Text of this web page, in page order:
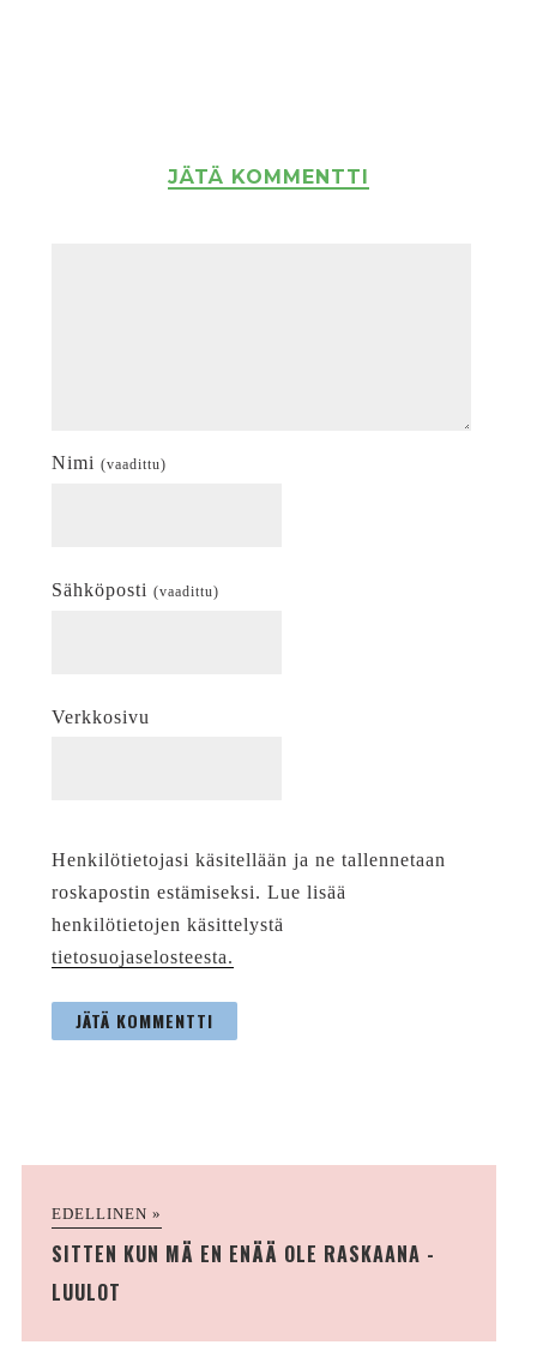
JÄTÄ KOMMENTTI
Nimi (vaadittu)
Sähköposti (vaadittu)
Verkkosivu
Henkilötietojasi käsitellään ja ne tallennetaan
roskapostin estämiseksi. Lue lisää
henkilötietojen käsittelystä
tietosuojaselosteesta.
EDELLINEN »
SITTEN KUN MÄ EN ENÄÄ OLE RASKAANA -
LUULOT